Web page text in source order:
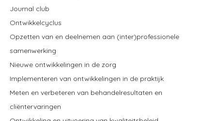
Journal club
Ontwikkelcyclus
Opzetten van en deelnemen aan (inter)professionele
samenwerking
Nieuwe ontwikkelingen in de zorg
Implementeren van ontwikkelingen in de praktijk
Meten en verbeteren van behandelresultaten en
cliëntervaringen